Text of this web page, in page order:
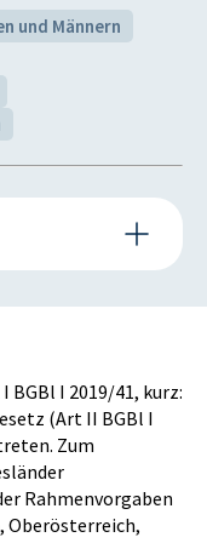
0
0
Tsd. Euro
PLAN
0
und Männern
Eintritts
„Kinder und
festgestellt
zu
Jugend“ und
nicht
„Kinder und
I 2019/41, kurz:
(Art II BGBl I
Zum
Rahmenvorgaben
Oberösterreich,